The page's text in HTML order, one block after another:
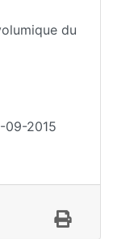
du
09-2015